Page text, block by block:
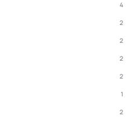
4
2
2
2
2
1
2